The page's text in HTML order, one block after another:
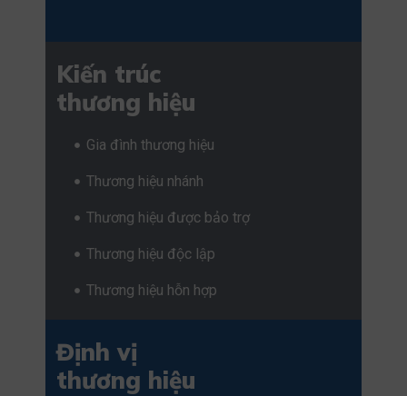
Kiến trúc
thương hiệu
Gia đình thương hiệu
Thương hiệu nhánh
Thương hiệu được bảo trợ
Thương hiệu độc lập
Thương hiệu hỗn hợp
Định vị
thương hiệu